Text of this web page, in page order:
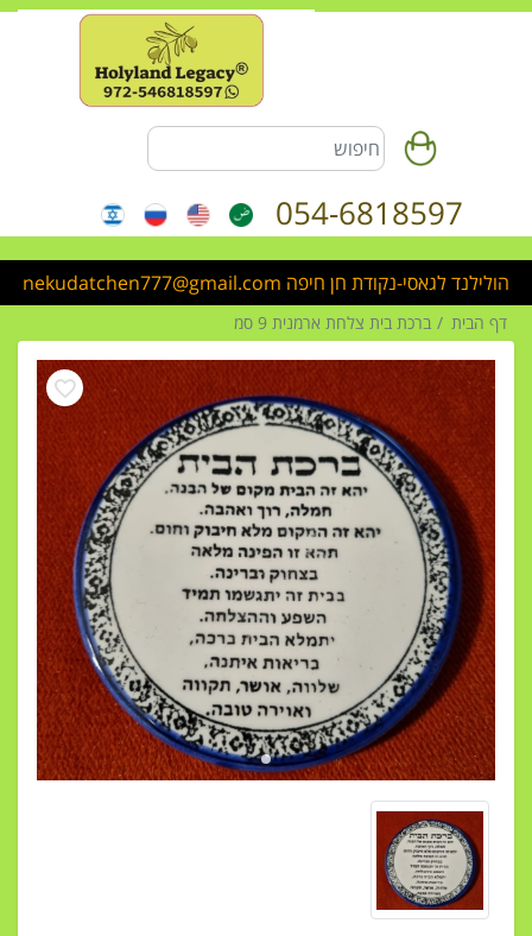
054-6818597
הולילנד לגאסי-נקודת חן חיפה nekudatchen777@gmail.com
דף הבית ברכת בית צלחת ארמנית 9 סמ